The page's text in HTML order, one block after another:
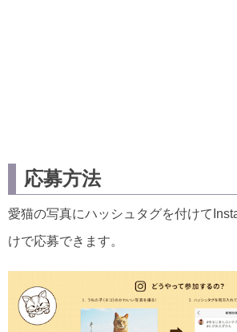
応募方法
愛猫の写真にハッシュタグを付けて
けで応募できます。